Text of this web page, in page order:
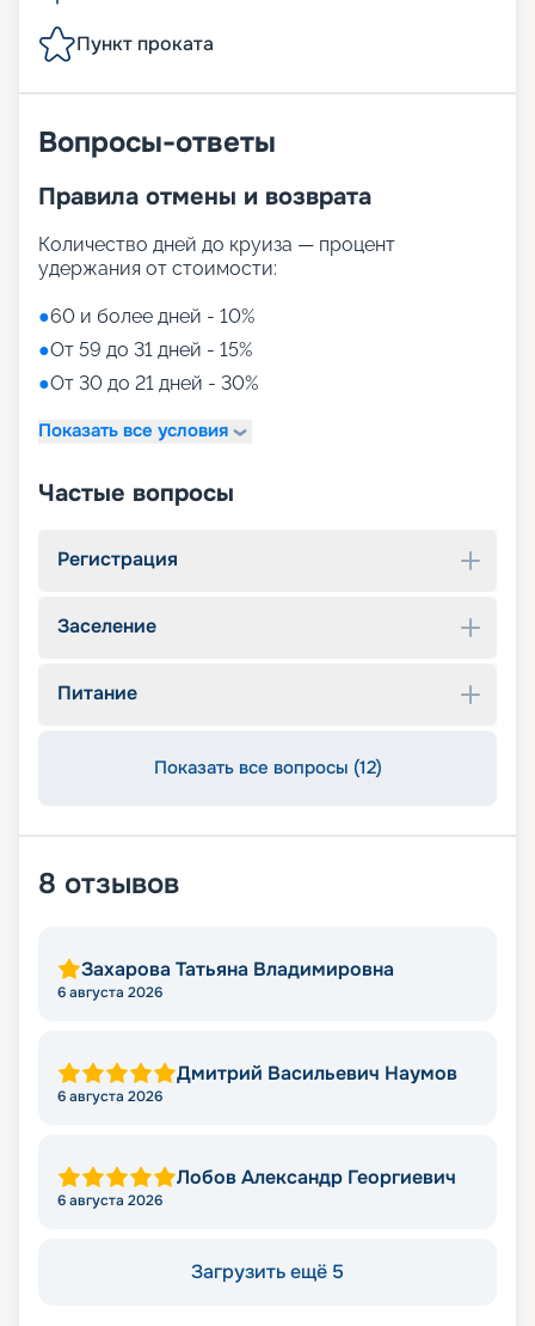
Пункт проката
Вопросы-ответы
Правила отмены и возврата
Количество дней до круиза — процент
удержания от стоимости:
●60 и более дней - 10%
●От 59 до 31 дней - 15%
●От 30 до 21 дней - 30%
Показать все условия
Частые вопросы
Регистрация
Заселение
Питание
Показать все вопросы (12)
8 отзывов
Захарова Татьяна Владимировна
6 августа 2026
Дмитрий Васильевич Наумов
6 августа 2026
Лобов Александр Георгиевич
6 августа 2026
Загрузить ещё 5